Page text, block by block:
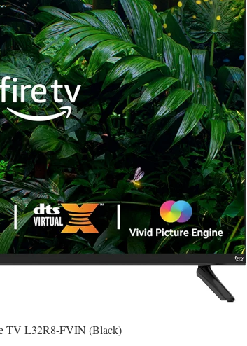
TV L32R8-FVIN (Black)